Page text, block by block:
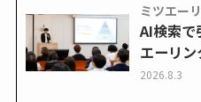
ミツエー
AI検索
エーリ
2026.8.3